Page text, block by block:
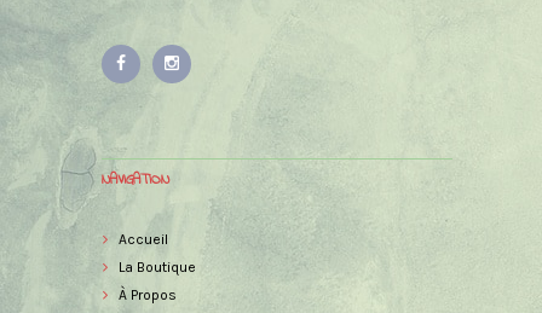
NAVIGATION
Accueil
La Boutique
À Propos